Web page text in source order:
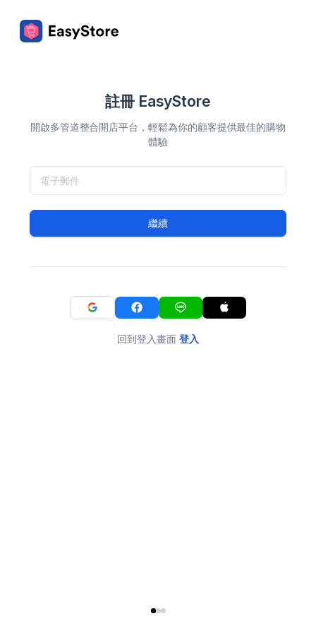
註冊 EasyStore
開啟多管道整合開店平台，輕鬆為你的顧客提供最佳的購物
體驗
繼續
回到登入畫面 登入